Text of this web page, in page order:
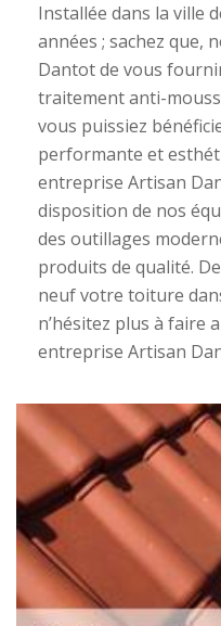
Installée dans la ville
années ; sachez que,
Dantot de vous
traitement anti-
vous puissiez
performante et
entreprise Artisan
disposition de nos
des outillages
produits de qualité.
neuf votre toiture
n’hésitez plus à faire
entreprise Artisan